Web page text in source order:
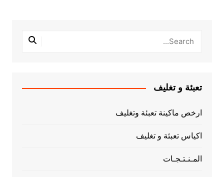
تعبئة و تغليف
ارخص ماكينة تعبئة وتغليف
اكياس تعبئة و تغليف
المـنـتـجـات